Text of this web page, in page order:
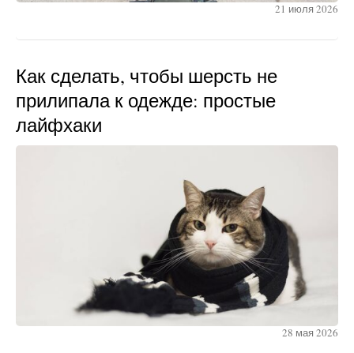
21 июля 2026
Как сделать, чтобы шерсть не
прилипала к одежде: простые
лайфхаки
28 мая 2026